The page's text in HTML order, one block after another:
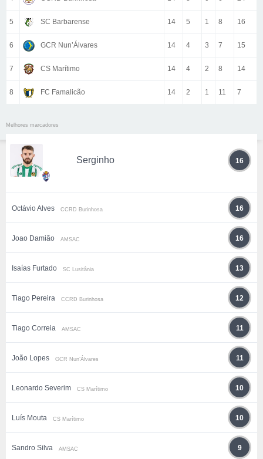
5 SC Barbarense 14 5 1 8 16
6 GCR Nun’Álvares 14 4 3 7 15
7 CS Marítimo 14 4 2 8 14
8 FC Famalicão 14 2 1 11 7
Melhores marcadores
Serginho 16
Octávio Alves CCRD Burinhosa 16
Joao Damião AMSAC 16
Isaías Furtado SC Lusitânia 13
Tiago Pereira CCRD Burinhosa 12
Tiago Correia AMSAC 11
João Lopes GCR Nun’Álvares 11
Leonardo Severim CS Marítimo 10
Luís Mouta CS Marítimo 10
Sandro Silva AMSAC 9